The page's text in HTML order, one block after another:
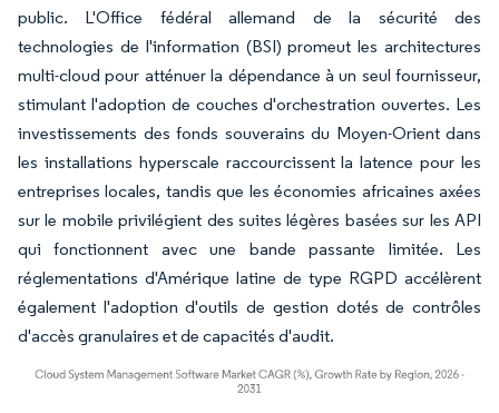
public. L'Office fédéral allemand de la sécurité des
technologies de l'information (BSI) promeut les architectures
multi-cloud pour atténuer la dépendance à un seul fournisseur,
stimulant l'adoption de couches d'orchestration ouvertes. Les
investissements des fonds souverains du Moyen-Orient dans
les installations hyperscale raccourcissent la latence pour les
entreprises locales, tandis que les économies africaines axées
sur le mobile privilégient des suites légères basées sur les API
qui fonctionnent avec une bande passante limitée. Les
réglementations d'Amérique latine de type RGPD accélèrent
également l'adoption d'outils de gestion dotés de contrôles
d'accès granulaires et de capacités d'audit.